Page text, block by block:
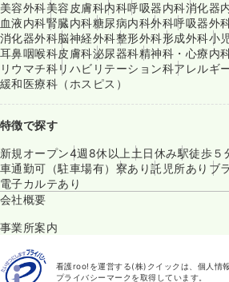
美容外科美容皮膚科内科呼吸器内科消化器
血液内科腎臓内科糖尿病内科外科呼吸器外
消化器外科脳神経外科整形外科形成外科小
耳鼻咽喉科皮膚科泌尿器科精神科・心療内
リウマチ科リハビリテーション科アレルギ
緩和医療科（ホスピス）
特徴で探す
新規オープン4週8休以上 土日休み駅徒歩５
車通勤可（駐車場有） 寮あり託児所あり ブ
電子カルテあり
会社概要
事業所案内
看護roo!を運営する(株)クイックは、個人情
プライバシーマークを取得しています。